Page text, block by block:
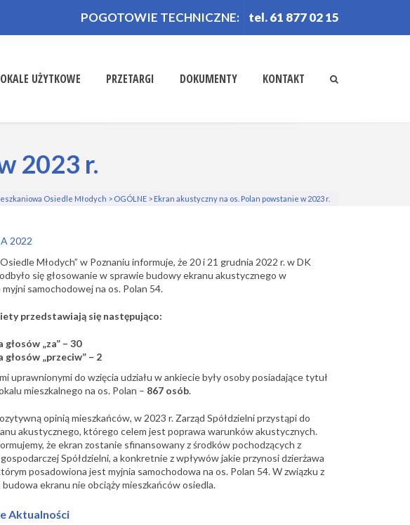
POGOTOWIE TECHNICZNE: tel. 61 877 02 15
UŻYTKOWE PRZETARGI DOKUMENTY KONTAKT
2023 r.
Osiedle Młodych > OGÓLNE > Ekran akustyczny na os. Polan powstanie w 2023 r.
2022
Młodych” w Poznaniu informuje, że 20 i 21 grudnia 2022 r. w DK
odbyło się głosowanie w sprawie budowy ekranu akustycznego w
samochodowej na os. Polan 54.
przedstawiają się następująco:
głosów „za” – 30
głosów „przeciw” – 2
uprawnionymi do wzięcia udziału w ankiecie były osoby posiadające tytuł
mieszkalnego na os. Polan – 867 osób.
opinią mieszkańców, w 2023 r. Zarząd Spółdzielni przystąpi do
akustycznego, którego celem jest poprawa warunków akustycznych.
że ekran zostanie sfinansowany z środków pochodzących z
gospodarczej Spółdzielni, a konkretnie z wpływów jakie przynosi dzierżawa
posadowiona jest myjnia samochodowa na os. Polan 54. W związku z
budowa ekranu nie obciąży mieszkańców osiedla.
Aktualności